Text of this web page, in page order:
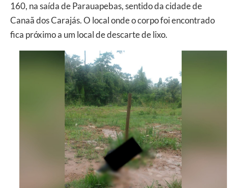
160, na saída de Parauapebas, sentido da cidade de
Canaã dos Carajás. O local onde o corpo foi encontrado
fica próximo a um local de descarte de lixo.